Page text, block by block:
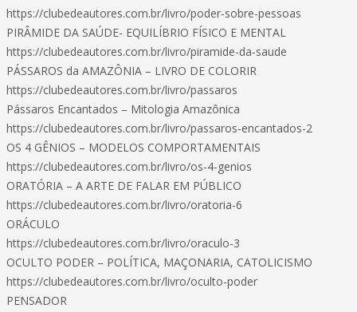
https://clubedeautores.com.br/livro/poder-sobre-pessoas
PIRÂMIDE DA SAÚDE- EQUILÍBRIO FÍSICO E MENTAL
https://clubedeautores.com.br/livro/piramide-da-saude
PÁSSAROS da AMAZÔNIA – LIVRO DE COLORIR
https://clubedeautores.com.br/livro/passaros
Pássaros Encantados – Mitologia Amazônica
https://clubedeautores.com.br/livro/passaros-encantados-2
OS 4 GÊNIOS – MODELOS COMPORTAMENTAIS
https://clubedeautores.com.br/livro/os-4-genios
ORATÓRIA – A ARTE DE FALAR EM PÚBLICO
https://clubedeautores.com.br/livro/oratoria-6
ORÁCULO
https://clubedeautores.com.br/livro/oraculo-3
OCULTO PODER – POLÍTICA, MAÇONARIA, CATOLICISMO
https://clubedeautores.com.br/livro/oculto-poder
PENSADOR